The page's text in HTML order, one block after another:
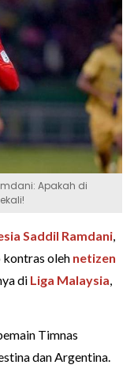
Apakah di
Saddil Ramdani,
kontras oleh netizen
di Liga Malaysia,
Timnas
dan Argentina.